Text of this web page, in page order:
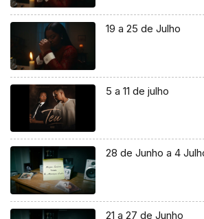
19 a 25 de Julho
5 a 11 de julho
28 de Junho a 4
21 a 27 de Junho